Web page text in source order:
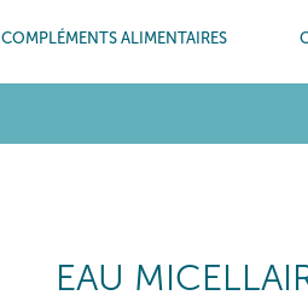
COMPLÉMENTS ALIMENTAIRES
EAU